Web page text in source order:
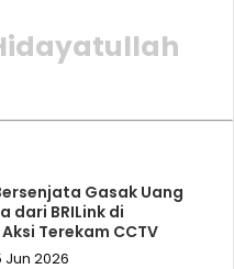
Gasak Uang
dari BRILink di
Terekam CCTV
Jun 2026